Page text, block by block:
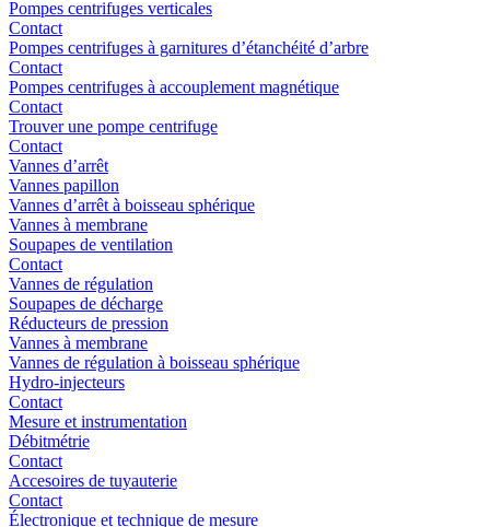
Pompes centrifuges verticales
Contact
Pompes centrifuges à garnitures d’étanchéité d’arbre
Contact
Pompes centrifuges à accouplement magnétique
Contact
Trouver une pompe centrifuge
Contact
Vannes d’arrêt
Vannes papillon
Vannes d’arrêt à boisseau sphérique
Vannes à membrane
Soupapes de ventilation
Contact
Vannes de régulation
Soupapes de décharge
Réducteurs de pression
Vannes à membrane
Vannes de régulation à boisseau sphérique
Hydro-injecteurs
Contact
Mesure et instrumentation
Débitmétrie
Contact
Accesoires de tuyauterie
Contact
Électronique et technique de mesure